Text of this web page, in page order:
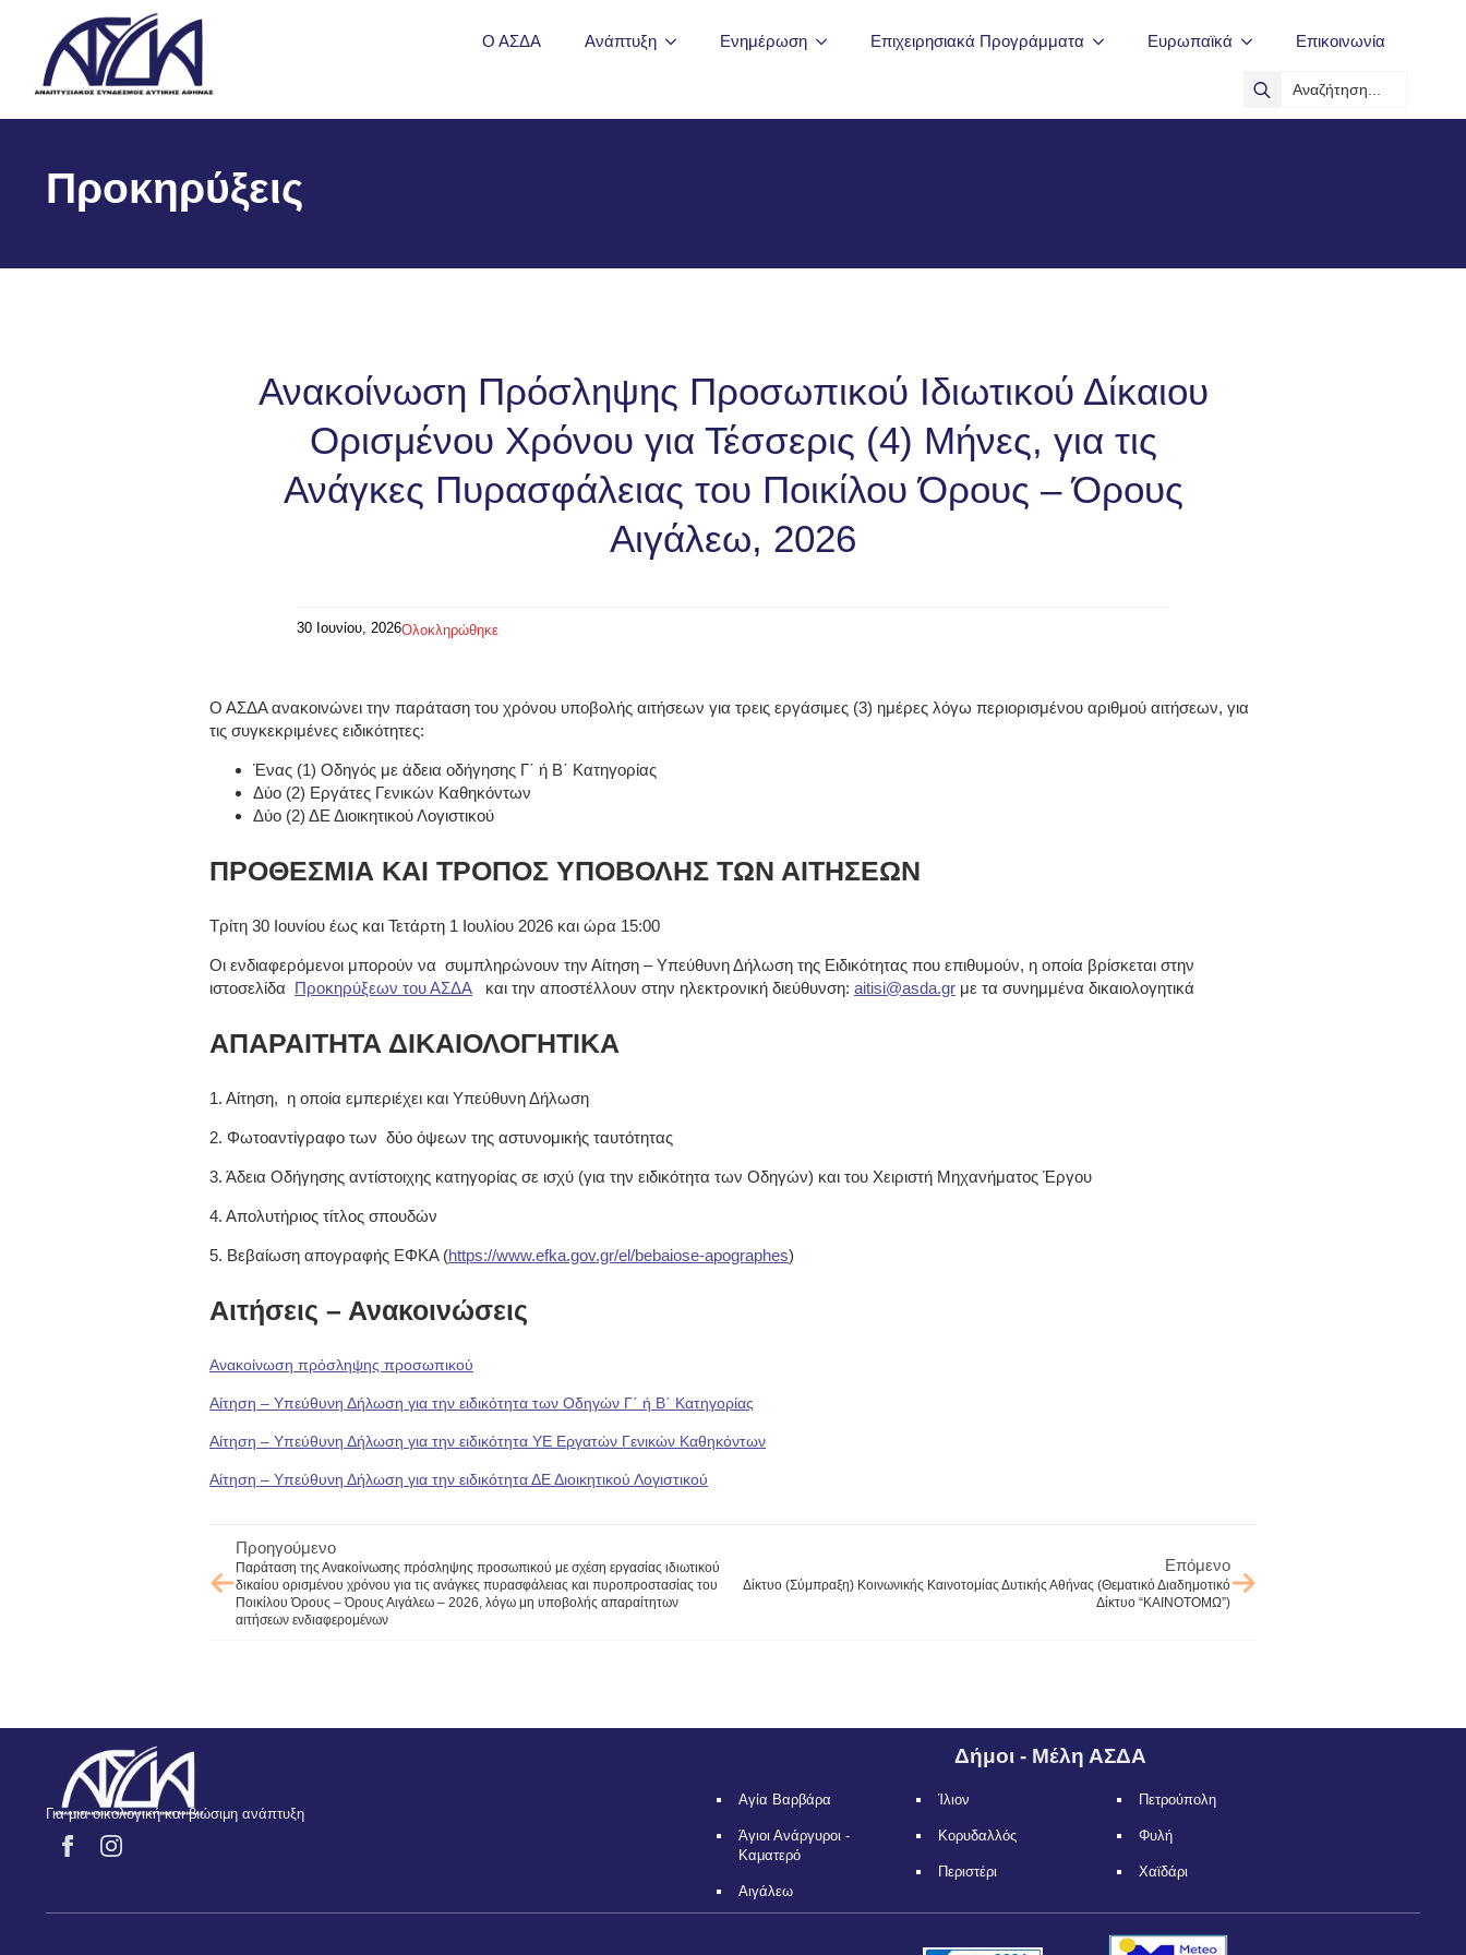
Ο ΑΣΔΑ Ανάπτυξη Ενημέρωση Επιχειρησιακά Προγράμματα Ευρωπαϊκά Επικοινωνία
Search
Προκηρύξεις
Ανακοίνωση Πρόσληψης Προσωπικού Ιδιωτικού Δίκαιου
Ορισμένου Χρόνου για Τέσσερις (4) Μήνες, για τις
Ανάγκες Πυρασφάλειας του Ποικίλου Όρους – Όρους
Αιγάλεω, 2026
30 Ιουνίου, 2026Ολοκληρώθηκε
Ο ΑΣΔΑ ανακοινώνει την παράταση του χρόνου υποβολής αιτήσεων για τρεις εργάσιμες (3) ημέρες λόγω περιορισμένου αριθμού αιτήσεων, για
τις συγκεκριμένες ειδικότητες:
Ένας (1) Οδηγός με άδεια οδήγησης Γ΄ ή Β΄ Κατηγορίας
Δύο (2) Εργάτες Γενικών Καθηκόντων
Δύο (2) ΔΕ Διοικητικού Λογιστικού
ΠΡΟΘΕΣΜΙΑ ΚΑΙ ΤΡΟΠΟΣ ΥΠΟΒΟΛΗΣ ΤΩΝ ΑΙΤΗΣΕΩΝ
Τρίτη 30 Ιουνίου έως και Τετάρτη 1 Ιουλίου 2026 και ώρα 15:00
Οι ενδιαφερόμενοι μπορούν να συμπληρώνουν την Αίτηση – Υπεύθυνη Δήλωση της Ειδικότητας που επιθυμούν, η οποία βρίσκεται στην
ιστοσελίδα Προκηρύξεων του ΑΣΔΑ και την αποστέλλουν στην ηλεκτρονική διεύθυνση: aitisi@asda.gr με τα συνημμένα δικαιολογητικά
ΑΠΑΡΑΙΤΗΤΑ ΔΙΚΑΙΟΛΟΓΗΤΙΚΑ
1. Αίτηση, η οποία εμπεριέχει και Υπεύθυνη Δήλωση
2. Φωτοαντίγραφο των δύο όψεων της αστυνομικής ταυτότητας
3. Άδεια Οδήγησης αντίστοιχης κατηγορίας σε ισχύ (για την ειδικότητα των Οδηγών) και του Χειριστή Μηχανήματος Έργου
4. Απολυτήριος τίτλος σπουδών
5. Βεβαίωση απογραφής ΕΦΚΑ (https://www.efka.gov.gr/el/bebaiose-apographes)
Αιτήσεις – Ανακοινώσεις
Ανακοίνωση πρόσληψης προσωπικού
Αίτηση – Υπεύθυνη Δήλωση για την ειδικότητα των Οδηγών Γ΄ ή Β΄ Κατηγορίας
Αίτηση – Υπεύθυνη Δήλωση για την ειδικότητα ΥΕ Εργατών Γενικών Καθηκόντων
Αίτηση – Υπεύθυνη Δήλωση για την ειδικότητα ΔΕ Διοικητικού Λογιστικού
Προηγούμενο
Παράταση της Ανακοίνωσης πρόσληψης προσωπικού με σχέση εργασίας ιδιωτικού
δικαίου ορισμένου χρόνου για τις ανάγκες πυρασφάλειας και πυροπροστασίας του
Ποικίλου Όρους – Όρους Αιγάλεω – 2026, λόγω μη υποβολής απαραίτητων
αιτήσεων ενδιαφερομένων
Επόμενο
Δίκτυο (Σύμπραξη) Κοινωνικής Καινοτομίας Δυτικής Αθήνας (Θεματικό Διαδημοτικό
Δίκτυο “ΚΑΙΝΟΤΟΜΩ”)
Για μια οικολογική και βιώσιμη ανάπτυξη
Δήμοι - Μέλη ΑΣΔΑ
Αγία Βαρβάρα
Άγιοι Ανάργυροι -
Καματερό
Αιγάλεω
Ίλιον
Κορυδαλλός
Περιστέρι
Πετρούπολη
Φυλή
Χαϊδάρι